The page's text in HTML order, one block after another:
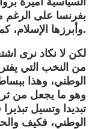
بفرنسا على الرغم
وأبرزها الإسلام، كما يرى الكثيرون.
لكن لا نكاد نرى
من النخب التي
الوطني، وهذا
وهو ما يجعل من
تبديدا وتسيل
الوطني، فكيف